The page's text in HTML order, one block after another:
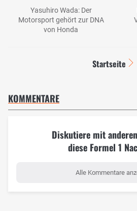
Yasuhiro Wada: Der
Motorsport gehört zur DNA
von Honda
Startseite
KOMMENTARE
Diskutiere mit
diese Formel 1
Alle Kommentare